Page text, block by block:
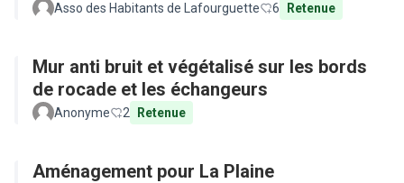
Asso des Habitants de Lafourguette 6 Retenue
Mur anti bruit et végétalisé sur les bords
de rocade et les échangeurs
Anonyme 2 Retenue
Aménagement pour La Plaine